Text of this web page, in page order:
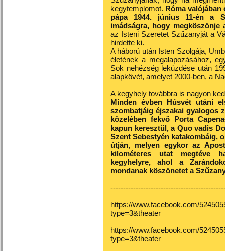
kegytemplomot. Róma
pápa 1944. június 11-én a
imádságra, hogy
az Isteni Szeretet Szűzanyját a
hirdette ki.
A háború után Isten Szolgája,
életének a megalapozásához,
Sok nehézség leküzdése után
alapkövét, amelyet 2000-ben, a
A kegyhely továbbra is nagyon
Minden évben Húsvét utáni
szombatjáig éjszakai gyalogos
közelében fekvő Porta
kapun keresztül, a Quo vadis
Szent Sebestyén katakombáig,
útján, melyen egykor az
kilométeres utat megtéve
kegyhelyre, ahol a
mondanak köszönetet a
https://www.facebook.com/
type=3&theater
https://www.facebook.com/
type=3&theater